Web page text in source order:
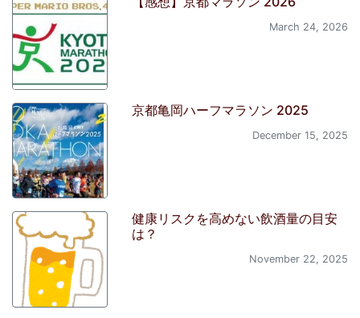
March 24, 2026
京都亀岡ハーフマラソン 2025
December 15, 2025
健康リスクを高めない飲酒量の目安
は？
November 22, 2025